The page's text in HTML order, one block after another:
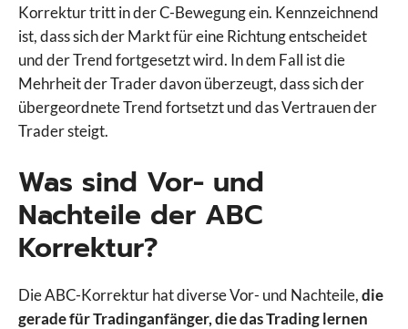
Korrektur tritt in der C-Bewegung ein. Kennzeichnend
ist, dass sich der Markt für eine Richtung entscheidet
und der Trend fortgesetzt wird. In dem Fall ist die
Mehrheit der Trader davon überzeugt, dass sich der
übergeordnete Trend fortsetzt und das Vertrauen der
Trader steigt.
Was sind Vor- und
Nachteile der ABC
Korrektur?
Die ABC-Korrektur hat diverse Vor- und Nachteile,die
gerade für Tradinganfänger, die das Trading lernen